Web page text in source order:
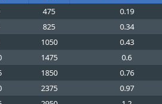
475
0.19
825
0.34
1050
0.43
1475
0.6
1850
0.76
2375
0.97